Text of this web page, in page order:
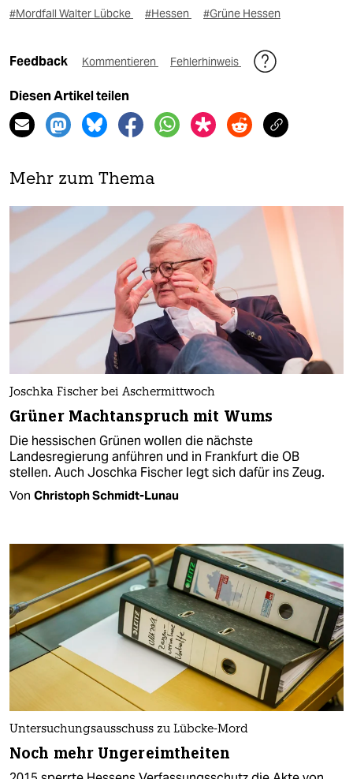
#Mordfall Walter Lübcke
#Hessen #Grüne Hessen
Feedback Kommentieren Fehlerhinweis
Diesen Artikel teilen
Mehr zum Thema
Joschka Fischer bei Aschermittwoch
Grüner Machtanspruch mit Wums
Die hessischen Grünen wollen die nächste
Landesregierung anführen und in Frankfurt die OB
stellen. Auch Joschka Fischer legt sich dafür ins Zeug.
Von Christoph Schmidt-Lunau
Untersuchungsausschuss zu Lübcke-Mord
Noch mehr Ungereimtheiten